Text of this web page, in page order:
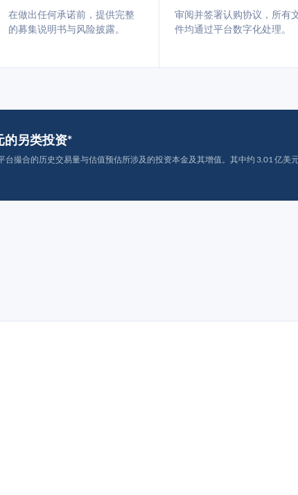
在做出任何承诺前，提供完整
的募集说明书与风险披露。
审阅并签署认购协议，所有
件均通过平台数字化处理。
的另类投资*
台撮合的历史交易量与估值预估所涉及的投资本金及其增值。其中约 3.01 亿美